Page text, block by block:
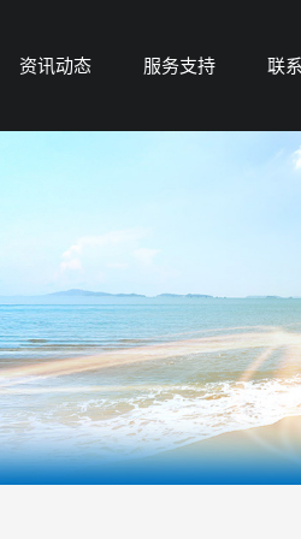
资讯动态 服务支持 联